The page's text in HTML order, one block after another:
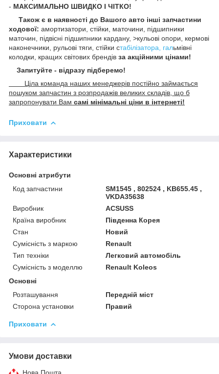
- МАКСИМАЛЬНО ШВИДКО І ЧІТКО!
Також є в наявності до Вашого авто інші запчастини
ходової: амортизатори, стійки, маточини, підшипники
маточин, підвісні підшипники кардану, >кульові опори, кермові
наконечники, рульові тяги, стійки стабілізатора, гальмівні
колодки, кращих світових брендів за акційними цінами!
Запитуйте - відразу підберемо!
Ціла команда наших менеджерів постійно займається
пошуком запчастин з розпродажів великих складів, що б
запропонувати Вам самі мінімальні ціни в інтернеті!
Приховати
Характеристики
Основні атрибути
Код запчастини
SM1545 , 802524 , KB655.45 ,
VKDA35638
Виробник
ACSUSS
Країна виробник
Південна Корея
Стан
Новий
Сумісність з маркою
Renault
Тип техніки
Легковий автомобіль
Сумісність з моделлю
Renault Koleos
Основні
Розташування
Передній міст
Сторона установки
Правий
Приховати
Умови доставки
Нова Пошта